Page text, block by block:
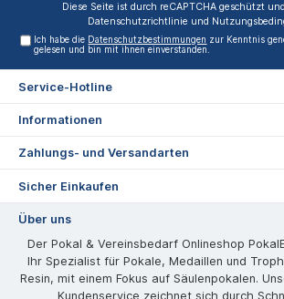
Diese Seite ist durch reCAPTCHA geschützt
Datenschutzrichtlinie und
Ich habe die Datenschutzbestimmungen zur Kenntnis
gelesen und bin mit ihnen einverstanden.
Service-Hotline
Informationen
Zahlungs- und Versandarten
Sicher Einkaufen
Über uns
Der Pokal & Vereinsbedarf Onlineshop
Ihr Spezialist für Pokale, Medaillen und
Resin, mit einem Fokus auf Säulenpokalen.
Kundenservice zeichnet sich durch